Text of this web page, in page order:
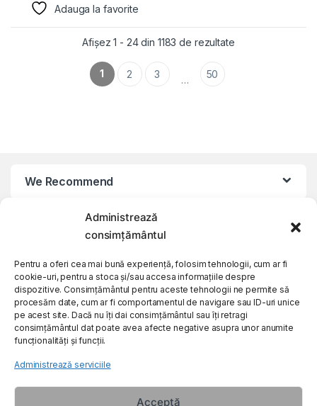
Administrează
consimțământul
Pentru a oferi cea mai bună experiență, folosim tehnologii, cum ar fi
cookie-uri, pentru a stoca și/sau accesa informațiile despre
dispozitive. Consimțământul pentru aceste tehnologii ne permite să
procesăm date, cum ar fi comportamentul de navigare sau ID-uri unice
pe acest site. Dacă nu îți dai consimțământul sau îți retragi
consimțământul dat poate avea afecte negative asupra unor anumite
funcționalități și funcții.
Administrează serviciile
Acceptă
Adauga la favorite
Afișez 1 - 24 din 1183 de rezultate
1 2 3 … 50
We Recommend
My Account
Customer Care
About Us